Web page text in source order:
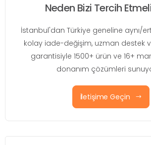
Neden Bizi Tercih
İstanbul'dan Türkiye geneline aynı/
kolay iade-değişim, uzman destek
garantisiyle 1500+ ürün ve 16+
donanım çözümleri
İletişime Geçin